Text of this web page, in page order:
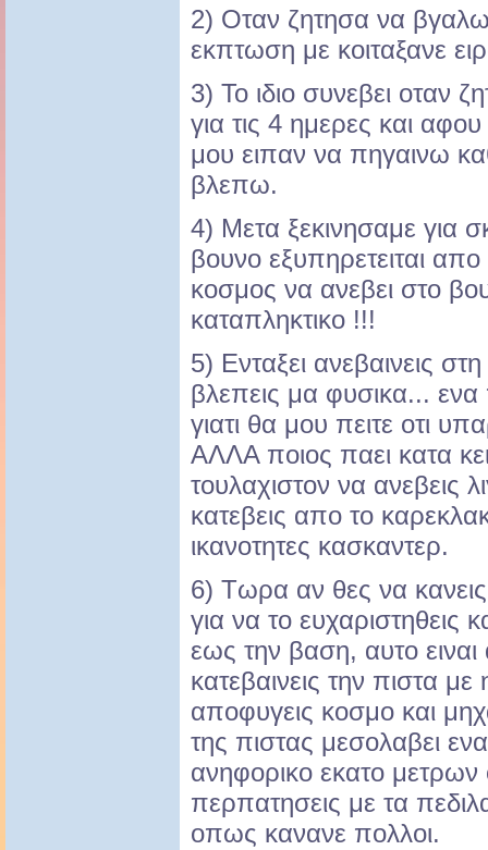
2) Οταν ζητησα να βγαλω
εκπτωση με κοιταξανε
3) Το ιδιο συνεβει οταν
για τις 4 ημερες και
μου ειπαν να πηγαινω
βλεπω.
4) Μετα ξεκινησαμε για
βουνο εξυπηρετειται
κοσμος να ανεβει στο
καταπληκτικο !!!
5) Ενταξει ανεβαινεις
βλεπεις μα φυσικα... ενα
γιατι θα μου πειτε οτι
ΑΛΛΑ ποιος παει κατα
τουλαχιστον να ανεβεις
κατεβεις απο το
ικανοτητες κασκαντερ.
6) Τωρα αν θες να
για να το
εως την βαση, αυτο ειναι
κατεβαινεις την πιστα με
αποφυγεις κοσμο και
της πιστας μεσολαβει
ανηφορικο εκατο
περπατησεις με τα
οπως κανανε πολλοι.